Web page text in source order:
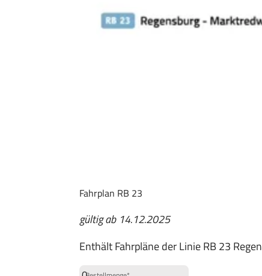
Fahrplan RB 23
gültig ab 14.12.2025
Enthält Fahrpläne der Linie RB 23